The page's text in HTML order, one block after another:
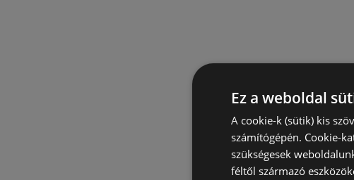
Ez a weboldal
A cookie-k (sütik) kis
számítógépén. Cookie-
szükségesek
féltől származó